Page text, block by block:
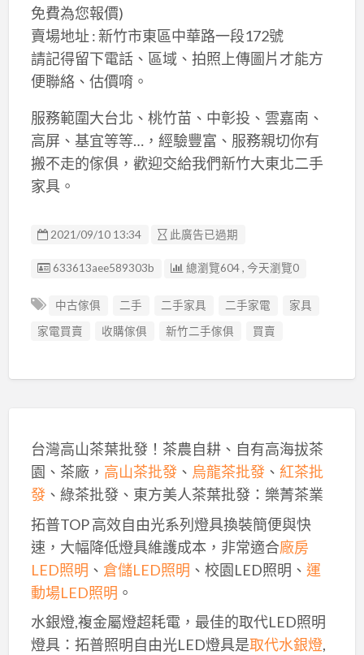
免費為您報價)
賣場地址 : 新竹市東區中華路一段172號
請記得留下電話、區域、拍照上傳圖片才能方
便聯絡、估價唷。
服務範圍大台北、桃竹苗、中彰投、雲嘉南、
高屏、基宜等等…，經驗豐富、服務親切你有
搬不走的傢俱，歡迎交給我們新竹大東北二手
家具。
2021/09/10 13:34 此廣告已過期
廣告编號
633613aee589303b 總瀏覽604 , 今天瀏覽0
中古傢俱 二手 二手家具 二手家電
家具
家電買賣
收購傢俱 新竹二手傢俱 買賣
台灣高山茶葉批發！茶農自耕、自有高海拔茶
園、茶廠， 高山茶批發、 烏龍茶批發、 紅茶批
發、綠茶批發、東方美人茶葉批發：樂菁茶業
拓普TOP 高效自由光系列燈具換裝簡便與快
速，大幅降低燈具維護成本，非常適合廠房
LED照明 、 倉儲LED照明 、校園LED照明、 運
動場LED照明 。
水銀燈,複金屬燈超耗電，最佳的取代LED照明
燈具：拓普照明自由光LED燈具是取代水銀燈,